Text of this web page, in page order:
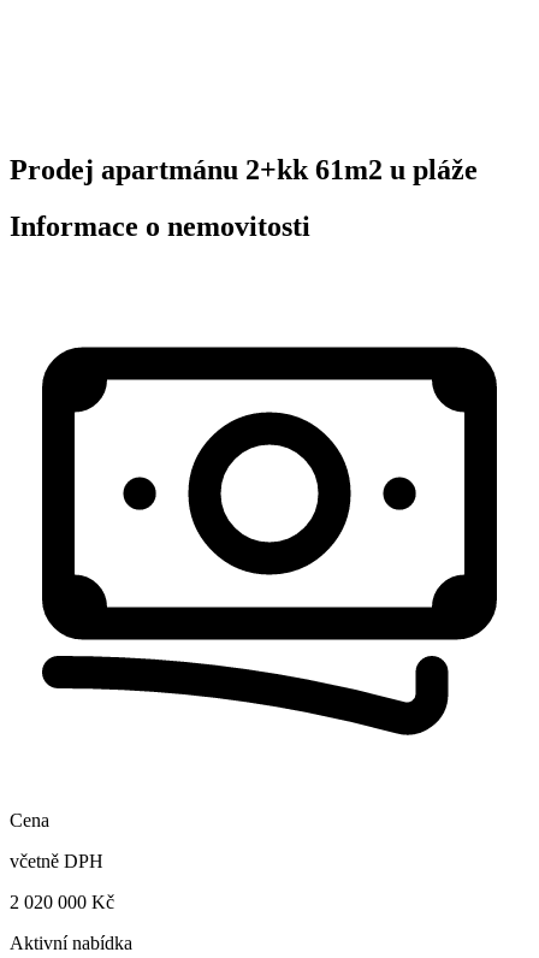
Prodej apartmánu 2+kk 61m2 u pláže
Informace o nemovitosti
Cena
včetně DPH
2 020 000 Kč
Aktivní nabídka